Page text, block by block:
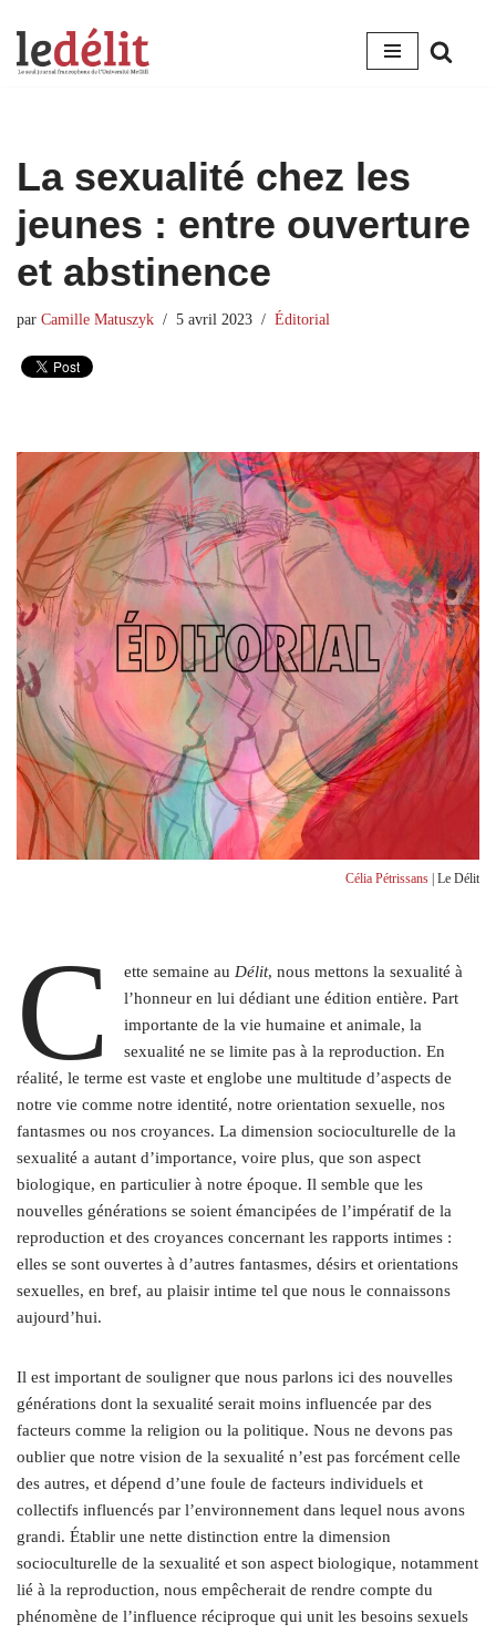
Aller
La sexualité chez les
jeunes : entre ouverture
et abstinence
par Camille Matuszyk 5 avril 2023 Éditorial
Célia Pétrissans | Le Délit
C ette semaine au Délit, nous mettons la sexualité à
l’honneur en lui dédiant une édition entière. Part
importante de la vie humaine et animale, la
sexualité ne se limite pas à la reproduction. En
réalité, le terme est vaste et englobe une multitude d’aspects de
notre vie comme notre identité, notre orientation sexuelle, nos
fantasmes ou nos croyances. La dimension socioculturelle de la
sexualité a autant d’importance, voire plus, que son aspect
biologique, en particulier à notre époque. Il semble que les
nouvelles générations se soient émancipées de l’impératif de la
reproduction et des croyances concernant les rapports intimes :
elles se sont ouvertes à d’autres fantasmes, désirs et orientations
sexuelles, en bref, au plaisir intime tel que nous le connaissons
aujourd’hui.
Il est important de souligner que nous parlons ici des nouvelles
générations dont la sexualité serait moins influencée par des
facteurs comme la religion ou la politique. Nous ne devons pas
oublier que notre vision de la sexualité n’est pas forcément celle
des autres, et dépend d’une foule de facteurs individuels et
collectifs influencés par l’environnement dans lequel nous avons
grandi. Établir une nette distinction entre la dimension
socioculturelle de la sexualité et son aspect biologique, notamment
lié à la reproduction, nous empêcherait de rendre compte du
phénomène de l’influence réciproque qui unit les besoins sexuels